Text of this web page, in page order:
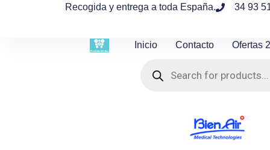
Recogida y entrega a toda España. 34 93
Inicio Contacto Ofertas